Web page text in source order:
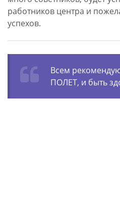
работников центра и
успехов.
Всем
ПОЛЕТ, и быть